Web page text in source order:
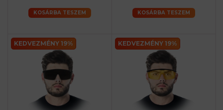
KOSÁRBA TESZEM KOSÁRBA TESZEM
KEDVEZMÉNY 19% KEDVEZMÉNY 19%